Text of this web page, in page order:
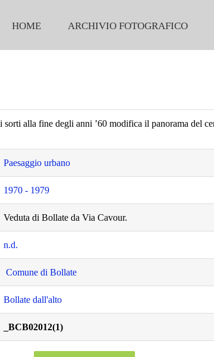
HOME ARCHIVIO FOTOGRAFICO
sorti alla fine degli anni ’60 modifica il panorama del
Paesaggio urbano
1970 - 1979
Veduta di Bollate da Via Cavour.
n.d.
Comune di Bollate
Bollate dall'alto
_BCB02012(1)